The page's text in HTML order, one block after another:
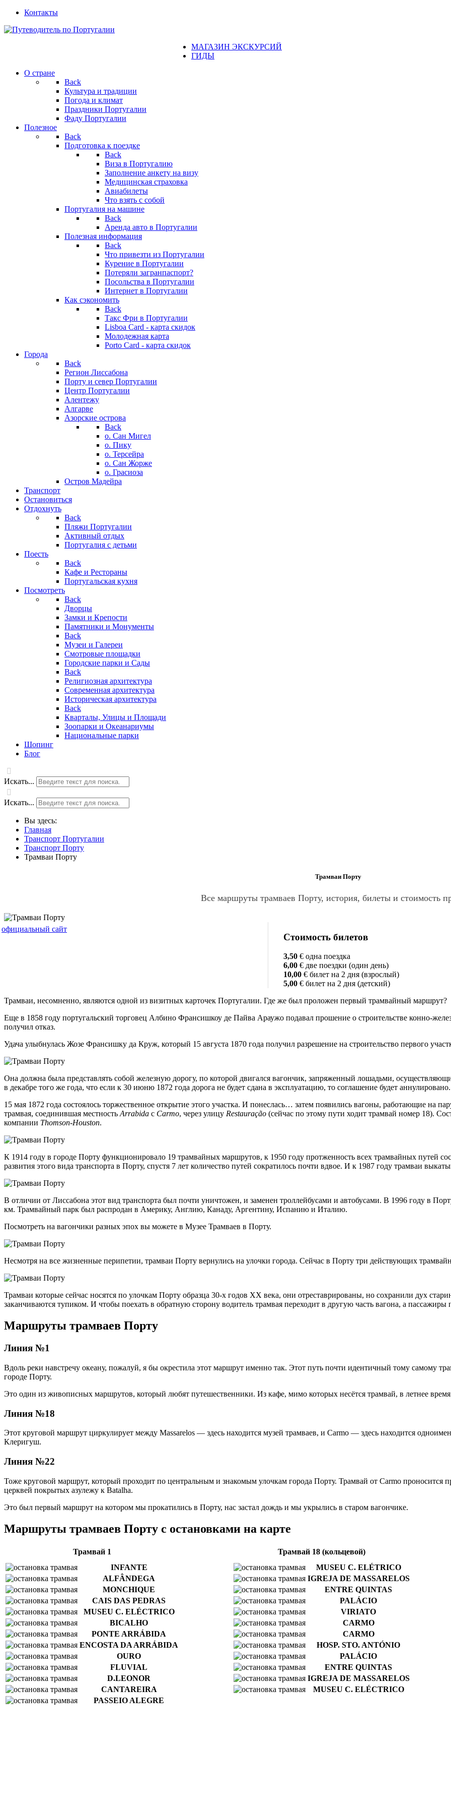
Контакты
МАГАЗИН ЭКСКУРСИЙ
ГИДЫ
О стране
Back
Культура и традиции
Погода и климат
Праздники Португалии
Фаду Португалии
Полезное
Back
Подготовка к поездке
Back
Виза в Португалию
Заполнение анкету на визу
Медицинская страховка
Авиабилеты
Что взять с собой
Португалия на машине
Back
Аренда авто в Португалии
Полезная информация
Back
Что привезти из Португалии
Курение в Португалии
Потеряли загранпаспорт?
Посольства в Португалии
Интернет в Португалии
Как сэкономить
Back
Такс Фри в Португалии
Lisboa Card - карта скидок
Молодежная карта
Porto Card - карта скидок
Города
Back
Регион Лиссабона
Порту и север Португалии
Центр Португалии
Алентежу
Алгарве
Азорские острова
Back
о. Сан Мигел
о. Пику
о. Терсейра
о. Сан Жорже
о. Грасиоза
Остров Мадейра
Транспорт
Остановиться
Отдохнуть
Back
Пляжи Португалии
Активный отдых
Португалия с детьми
Поесть
Back
Кафе и Рестораны
Португальская кухня
Посмотреть
Back
Дворцы
Замки и Крепости
Памятники и Монументы
Back
Музеи и Галереи
Смотровые площадки
Городские парки и Сады
Back
Религиозная архитектура
Современная архитектура
Историческая архитектура
Back
Кварталы, Улицы и Площади
Зоопарки и Океанариумы
Национальные парки
Шопинг
Блог
Искать...
Искать...
Вы здесь:
Главная
Транспорт Португалии
Транспорт Порту
Трамваи Порту
Трамваи Порту
Все маршруты трамваев Порту, история, билеты и стоимость
официальный сайт
Стоимость билетов
3,50 € одна поездка
6,00 € две поездки (один день)
10,00 € билет на 2 дня (взрослый)
5,00 € билет на 2 дня (детский)
Трамваи, несомненно, являются одной из визитных карточек Португалии. Где же был проложен первый трамвайный маршрут?
Еще в 1858 году португальский торговец Албино Франсишкоу де Пайва Араужо подавал прошение о строительстве конно-
получил отказ.
Удача улыбнулась Жозе Франсишку да Круж, который 15 августа 1870 года получил разрешение на строительство первого
Она должна была представлять собой железную дорогу, по которой двигался вагончик, запряженный лошадьми,
в декабре того же года, что если к 30 июню 1872 года дорога не будет сдана в эксплуатацию, то соглашение будет аннулировано.
15 мая 1872 года состоялось торжественное открытие этого участка. И понеслась… затем появились вагоны, работающие на
трамвая, соединившая местностьArrabida с Carmo, через улицу Restauração (сейчас по этому пути ходит трамвай номер 18).
компании Thomson-Houston.
К 1914 году в городе Порту функционировало 19 трамвайных маршрутов, к 1950 году протженность всех трамвайных путей
развития этого вида транспорта в Порту, спустя 7 лет количество путей сократилось почти вдвое. И к 1987 году трамваи
В отличии от Лиссабона этот вид транспорта был почти уничтожен, и заменен троллейбусами и автобусами. В 1996 году в
км. Трамвайный парк был распродан в Америку, Англию, Канаду, Аргентину, Испанию и Италию.
Посмотреть на вагончики разных эпох вы можете в Музее Трамваев в Порту.
Несмотря на все жизненные перипетии, трамваи Порту вернулись на улочки города. Сейчас в Порту три действующих
Трамваи которые сейчас носятся по улочкам Порту образца 30-х годов XX века, они отреставрированы, но сохранили дух
заканчиваются тупиком. И чтобы поехать в обратную сторону водитель трамвая переходит в другую часть вагона, а
Маршруты трамваев Порту
Линия №1
Вдоль реки навстречу океану, пожалуй, я бы окрестила этот маршрут именно так. Этот путь почти идентичный тому самому
городе Порту.
Это один из живописных маршрутов, который любят путешественники. Из кафе, мимо которых несётся трамвай, в летнее
Линия №18
Этот круговой маршрут циркулирует между Massarelos — здесь находится музей трамваев, и Carmo — здесь находится
Клеригуш.
Линия №22
Тоже круговой маршрут, который проходит по центральным и знакомым улочкам города Порту. Трамвай от Carmo
церквей покрытых азулежу к Batalha.
Это был первый маршрут на котором мы прокатились в Порту, нас застал дождь и мы укрылись в старом вагончике.
Маршруты трамваев Порту с остановками на карте
Трамвай 1
INFANTE
ALFÂNDEGA
MONCHIQUE
CAIS DAS PEDRAS
MUSEU C. ELÉCTRICO
BICALHO
PONTE ARRÁBIDA
ENCOSTA DA ARRÁBIDA
OURO
FLUVIAL
D.LEONOR
CANTAREIRA
PASSEIO ALEGRE
Трамвай 18 (кольцевой)
MUSEU C. ELÉTRICO
IGREJA DE MASSARELOS
ENTRE QUINTAS
PALÁCIO
VIRIATO
CARMO
CARMO
HOSP. STO. ANTÓNIO
PALÁCIO
ENTRE QUINTAS
IGREJA DE MASSARELOS
MUSEU C. ELÉCTRICO